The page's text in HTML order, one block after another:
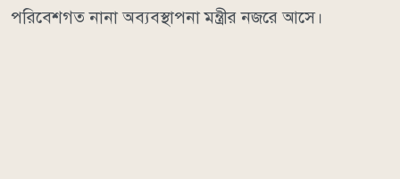
পরিবেশগত নানা অব্যবস্থাপনা মন্ত্রীর নজরে আসে।